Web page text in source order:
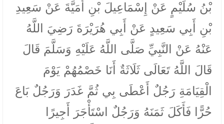
بْنُ سُلَيْمٍ عَنْ إِسْمَاعِيلَ بْنِ أُمَيَّةَ عَنْ سَعِيدِ
بْنِ أَبِي سَعِيدٍ عَنْ أَبِي هُرَيْرَةَ رَضِيَ اللَّهُ
عَنْهُ عَنْ النَّبِيِّ صَلَّى اللَّهُ عَلَيْهِ وَسَلَّمَ قَالَ
قَالَ اللَّهُ تَعَالَى ثَلَاثَةٌ أَنَا خَصْمُهُمْ يَوْمَ
الْقِيَامَةِ رَجُلٌ أَعْطَى بِي ثُمَّ غَدَرَ وَرَجُلٌ بَاعَ
حُرًّا فَأَكَلَ ثَمَنَهُ وَرَجُلٌ اسْتَأْجَرَ أَجِيرًا